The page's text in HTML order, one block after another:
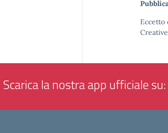
Eccetto
Scarica la nostra app ufficiale su: